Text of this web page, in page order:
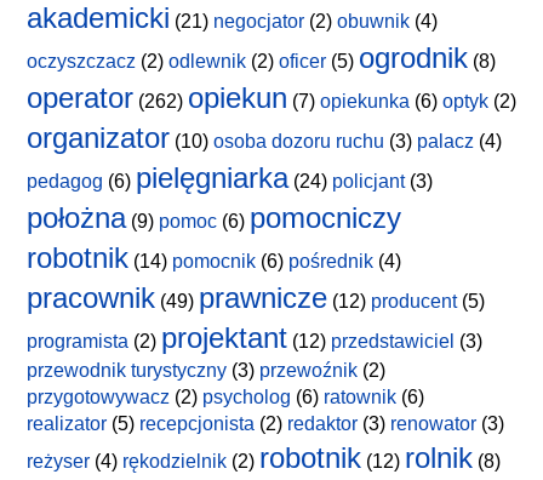
akademicki (21) negocjator (2) obuwnik (4)
oczyszczacz (2) odlewnik (2) oficer (5) ogrodnik (8)
operator (262) opiekun (7) opiekunka (6) optyk (2)
organizator (10) osoba dozoru ruchu (3) palacz (4)
pedagog (6) pielęgniarka(24) policjant(3)
położna(9) pomoc (6) pomocniczy
robotnik (14) pomocnik (6) pośrednik (4)
pracownik (49) prawnicze (12) producent(5)
programista (2) projektant (12) przedstawiciel (3)
przewodnik turystyczny (3) przewoźnik (2)
przygotowywacz (2) psycholog (6) ratownik (6)
realizator (5) recepcjonista (2) redaktor (3) renowator (3)
reżyser (4) rękodzielnik (2) robotnik (12) rolnik (8)